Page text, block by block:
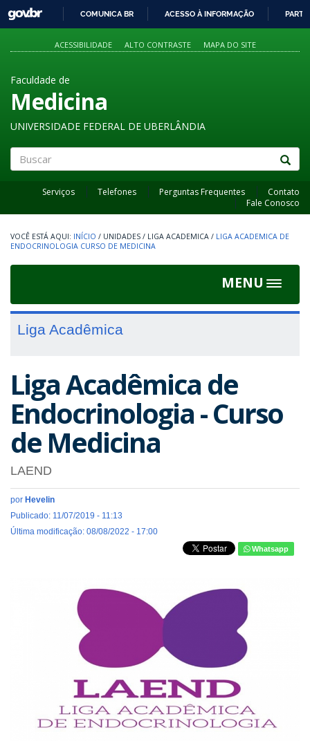
PARA
O
GOVBR
COMUNICA BR ACESSO À INFORMAÇÃO
ACESSIBILIDADE ALTO CONTRASTE MAPA DO SITE
Faculdade de
Medicina
UNIVERSIDADE FEDERAL DE UBERLÂNDIA
Serviços Telefones Perguntas Frequentes
Contato
Fale Conosco
INÍCIO / UNIDADES / LIGA ACADEMICA / LIGA ACADEMICA DE
ENDOCRINOLOGIA CURSO DE MEDICINA
MENU
Toggle
Liga Acadêmica
Liga Acadêmica de
Endocrinologia - Curso
de Medicina
LAEND
por Hevelin
Publicado: 11/07/2019 - 11:13
Última modificação: 08/08/2022 - 17:00
Whatsapp